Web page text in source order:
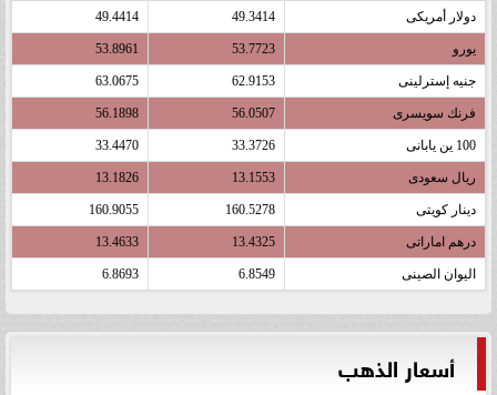
دولار أمريكى 49.3414
49.4414
يورو 53.7723
53.8961
جنيه إسترلينى 62.9153
63.0675
فرنك سويسرى 56.0507
56.1898
100 ين يابانى 33.3726
33.4470
ريال سعودى 13.1553
13.1826
دينار كويتى 160.5278
160.9055
درهم اماراتى 13.4325
13.4633
اليوان الصينى 6.8549
6.8693
أسعار الذهب